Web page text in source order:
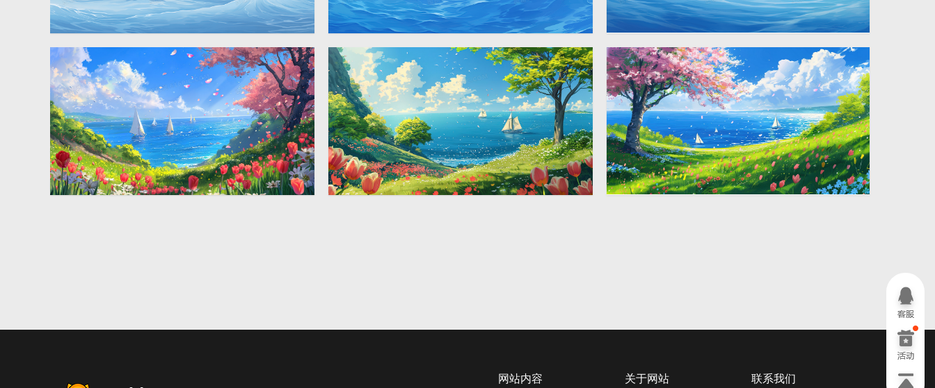
唯美蓝天白云大海风景插画 2912 × 1632 唯美蓝天白云大海风景插画 2912 × 1632 唯美蓝天白云大海风景插画 2912 × 1632
网站内容 关于网站 联系我们